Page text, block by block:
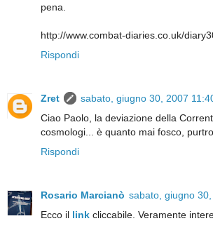
pena.
http://www.combat-diaries.co.uk/
Rispondi
Zret
sabato, giugno 30, 2007
Ciao Paolo, la deviazione della
cosmologi... è quanto mai fosco,
Rispondi
Rosario Marcianò sabato, giugno
Ecco il link cliccabile. Veramente